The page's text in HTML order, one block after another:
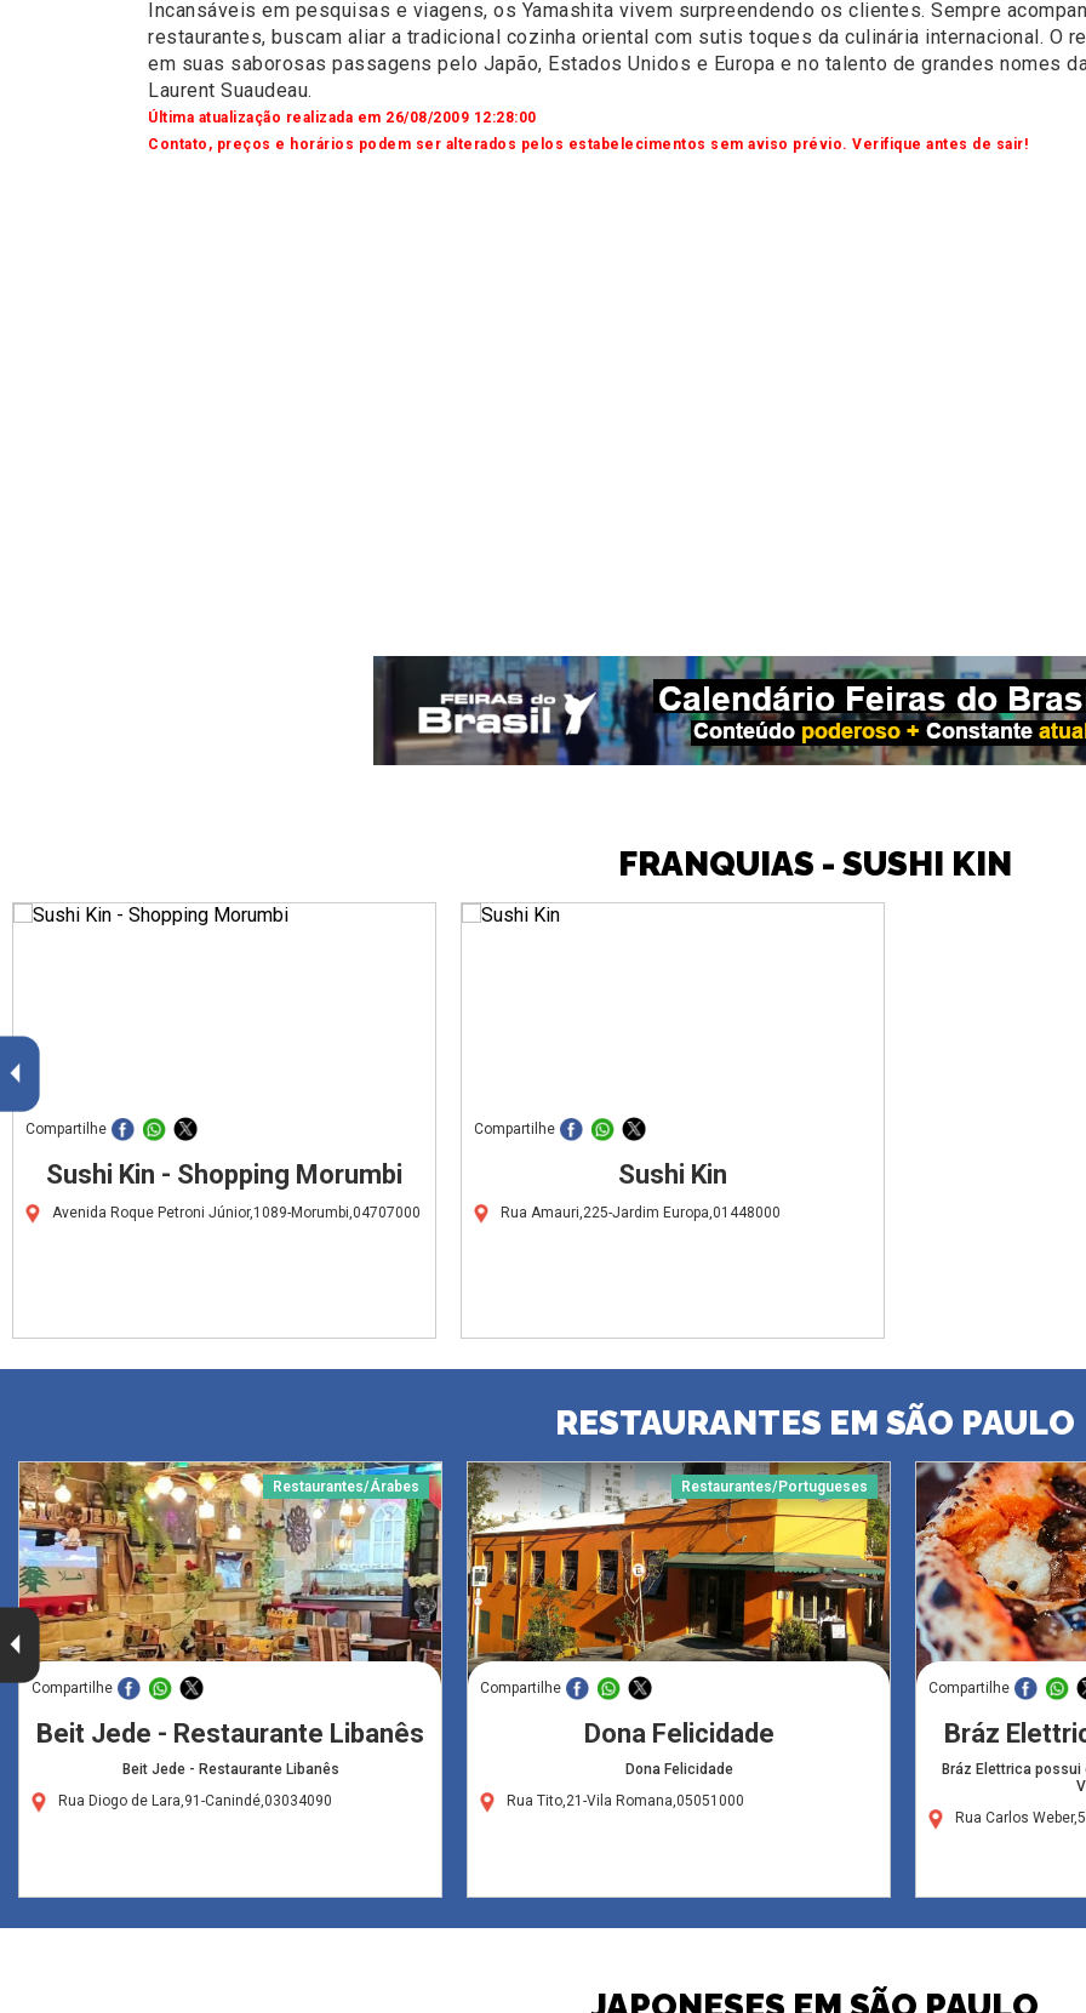
Incansáveis em pesquisas e viagens, os Yamashita vivem surpreendendo os clientes. Sempre
restaurantes, buscam aliar a tradicional cozinha oriental com sutis toques da culinária internacional. O
em suas saborosas passagens pelo Japão, Estados Unidos e Europa e no talento de grandes nomes
Laurent Suaudeau.
Última atualização realizada em 26/08/2009 12:28:00
Contato, preços e horários podem ser alterados pelos estabelecimentos sem aviso prévio. Verifique antes de sair!
FRANQUIAS - SUSHI KIN
Compartilhe
Sushi Kin - Shopping Morumbi
Avenida Roque Petroni Júnior,1089-Morumbi,04707000
Compartilhe
Sushi Kin
Rua Amauri,225-Jardim Europa,01448000
RESTAURANTES EM SÃO PAULO
Restaurantes/Árabes
Compartilhe
Beit Jede - Restaurante Libanês
Beit Jede - Restaurante Libanês
Rua Diogo de Lara,91-Canindé,03034090
Restaurantes/Portugueses
Compartilhe
Dona Felicidade
Dona Felicidade
Rua Tito,21-Vila Romana,05051000
Compartilhe
Bráz
Bráz Elettrica
Rua Carlos